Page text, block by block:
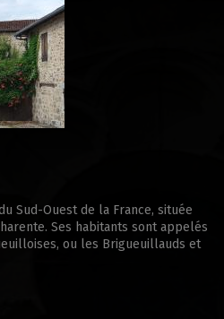
Sud-Ouest de la France, située
Ses habitants sont appelés
ou les Brigueuillauds et